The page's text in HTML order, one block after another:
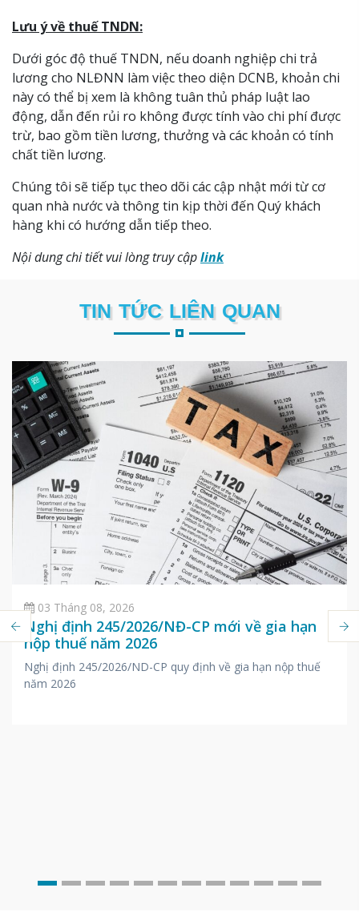
Lưu ý về thuế TNDN:
Dưới góc độ thuế TNDN, nếu doanh nghiệp chi trả
lương cho NLĐNN làm việc theo diện DCNB, khoản chi
này có thể bị xem là không tuân thủ pháp luật lao
động, dẫn đến rủi ro không được tính vào chi phí được
trừ, bao gồm tiền lương, thưởng và các khoản có tính
chất tiền lương.
Chúng tôi sẽ tiếp tục theo dõi các cập nhật mới từ cơ
quan nhà nước và thông tin kịp thời đến Quý khách
hàng khi có hướng dẫn tiếp theo.
Nội dung chi tiết vui lòng truy cậplink
TIN TỨC LIÊN QUAN
03 Tháng 08, 2026
Nghị định 245/2026/NĐ-CP mới về gia hạn
nộp thuế năm 2026
Nghị định 245/2026/ND-CP quy định về gia hạn nộp thuế
năm 2026